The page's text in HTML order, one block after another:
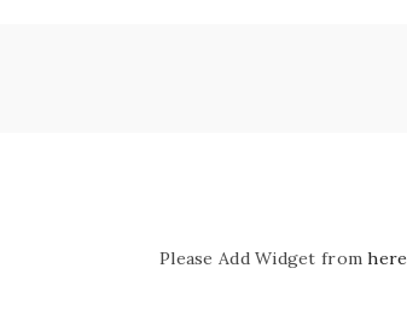
Please Add Widget fromhere